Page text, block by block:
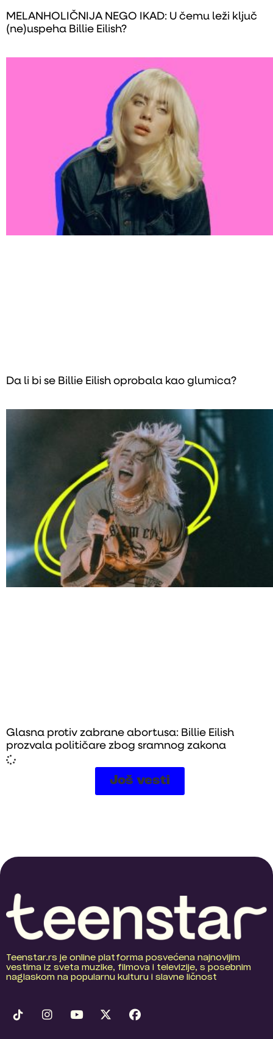
MELANHOLIČNIJA NEGO IKAD: U čemu leži ključ
(ne)uspeha Billie Eilish?
Da li bi se Billie Eilish oprobala kao glumica?
Glasna protiv zabrane abortusa: Billie Eilish
prozvala političare zbog sramnog zakona
Još vesti
Teenstar.rs je online platforma posvećena najnovijim
vestima iz sveta muzike, filmova i televizije, s posebnim
naglaskom na popularnu kulturu i slavne ličnost